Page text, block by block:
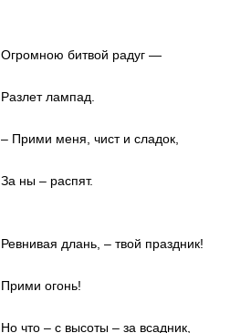
Огромною битвой радуг —
Разлет лампад.
– Прими меня, чист и сладок,
За ны – распят.
Ревнивая длань, – твой праздник!
Прими огонь!
Но что – с высоты – за всадник,